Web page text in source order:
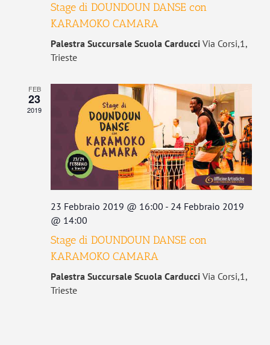
Stage di DOUNDOUN DANSE con
KARAMOKO CAMARA
Palestra Succursale Scuola Carducci Via Corsi,1,
Trieste
FEB
23
2019
23 Febbraio 2019 @ 16:00 - 24 Febbraio 2019
@ 14:00
Stage di DOUNDOUN DANSE con
KARAMOKO CAMARA
Palestra Succursale Scuola Carducci Via Corsi,1,
Trieste